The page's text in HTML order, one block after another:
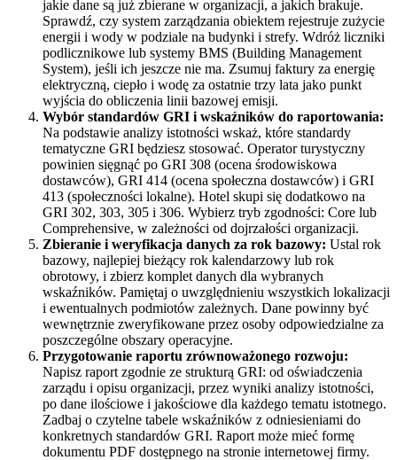
jakie dane są już zbierane w organizacji, a jakich brakuje.
Sprawdź, czy system zarządzania obiektem rejestruje zużycie
energii i wody w podziale na budynki i strefy. Wdróż liczniki
podlicznikowe lub systemy BMS (Building Management
System), jeśli ich jeszcze nie ma. Zsumuj faktury za energię
elektryczną, ciepło i wodę za ostatnie trzy lata jako punkt
wyjścia do obliczenia linii bazowej emisji.
Wybór standardów GRI i wskaźników do raportowania:
Na podstawie analizy istotności wskaż, które standardy
tematyczne GRI będziesz stosować. Operator turystyczny
powinien sięgnąć po GRI 308 (ocena środowiskowa
dostawców), GRI 414 (ocena społeczna dostawców) i GRI
413 (społeczności lokalne). Hotel skupi się dodatkowo na
GRI 302, 303, 305 i 306. Wybierz tryb zgodności: Core lub
Comprehensive, w zależności od dojrzałości organizacji.
Zbieranie i weryfikacja danych za rok bazowy: Ustal rok
bazowy, najlepiej bieżący rok kalendarzowy lub rok
obrotowy, i zbierz komplet danych dla wybranych
wskaźników. Pamiętaj o uwzględnieniu wszystkich lokalizacji
i ewentualnych podmiotów zależnych. Dane powinny być
wewnętrznie zweryfikowane przez osoby odpowiedzialne za
poszczególne obszary operacyjne.
Przygotowanie raportu zrównoważonego rozwoju:
Napisz raport zgodnie ze strukturą GRI: od oświadczenia
zarządu i opisu organizacji, przez wyniki analizy istotności,
po dane ilościowe i jakościowe dla każdego tematu istotnego.
Zadbaj o czytelne tabele wskaźników z odniesieniami do
konkretnych standardów GRI. Raport może mieć formę
dokumentu PDF dostępnego na stronie internetowej firmy.